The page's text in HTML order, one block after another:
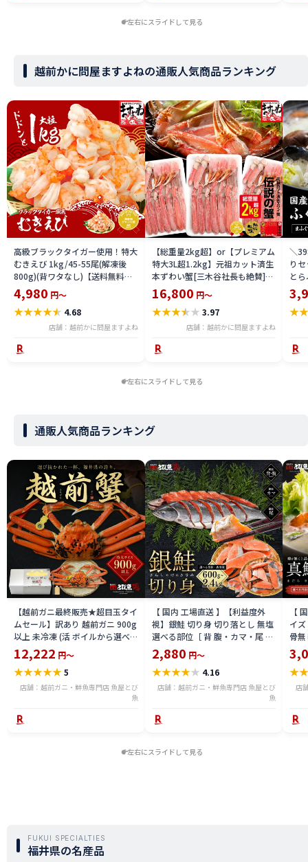
左右にスライドして見る
越前かに問屋ますよねの通販人気商品ランキング
高級ブラックタイガー使用！特大
むきえび 1kg/45-55尾(解凍後
800g)(背ワタなし)【送料無料】
【海老/ムキエビ/剥きえび/剥き
エビ/エビチリ/エビマヨ】かに
カニ問屋ますよね
4,980 円～
★★★★★ 4.68
店舗：越前かに問屋ますよね
【総重量2kg超】or【プレミアム
特大3L超1.2kg】元祖カット済生
本ずわい蟹[三木谷社長も絶賛]
[かに/カニ/蟹/かにしゃぶ/ポー
ション/むき身]御中元 食品 取り
寄せグルメ 食べ物 プレゼント
16,800 円～
★★★★★ 3.97
店舗：越前かに問屋ますよね
＼
り
と
セ
ト
★
左右にスライドして見る
通販人気商品ランキング
【越前ガニ最終販売★超目玉タイ
ムセール】訳あり 越前ガニ 900g
以上 未冷凍 (活 ボイルから選べ
る) 福井県産 国産 産地直送 脚折
れ 訳ありカニ 越前がに ズワイガ
ニ 越前 かに 送料無料 etz-900w
12,222 円～
★★★★★5
店舗：越前ガニ・鮮魚専門店 魚屋とび
魚
【 国内 工場直送 】【利益度外
視】銀鮭 切り身 切り落とし 無塩
選べる部位［ 背 腹・カマ・尾 ］
600g〜2.4kg 骨取り・骨無し 骨
あり 切り落とし 骨取り・骨無し
切身 ses2301-12ka
2,880 円～
★★★★★ 4.16
店舗：越前ガニ・鮮魚専門店 魚屋とび
魚
【
イ
骨
(真
ライ
★
店
左右にスライドして見る
FUKUI SPECIALTIES
福井県の名産品